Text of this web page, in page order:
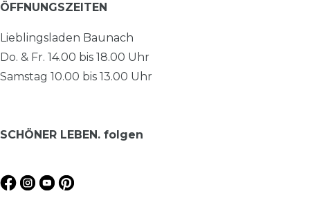
ÖFFNUNGSZEITEN
Lieblingsladen Baunach
Do. & Fr. 14.00 bis 18.00 Uhr
Samstag 10.00 bis 13.00 Uhr
SCHÖNER LEBEN. folgen